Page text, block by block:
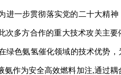
进一步贯彻落实党的二十大精
次多方合作的重大技术攻关主
绿色氨氢催化领域的技术优势
氨作为安全高效燃料加注,通过